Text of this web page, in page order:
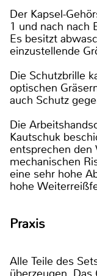
Der Kapsel-
1 und nach nach
Es besitzt
einzustellende
Die Schutzbrille
optischen
auch Schutz
Die
Kautschuk
entsprechen den
mechanischen
eine sehr hohe
hohe
Praxis
Alle Teile des